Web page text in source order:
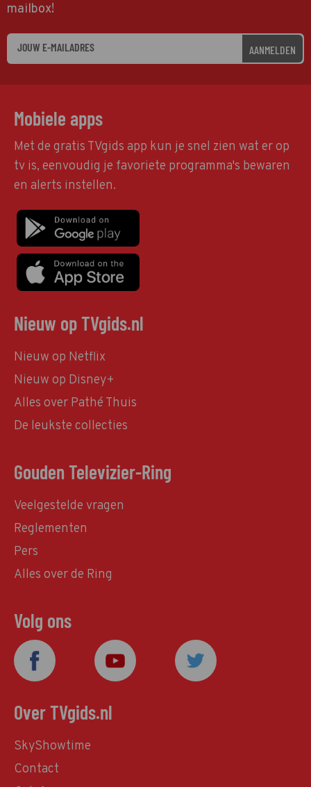
mailbox!
AANMELDEN
Mobiele apps
Met de gratis TVgids app kun je snel zien wat er op
tv is, eenvoudig je favoriete programma's bewaren
en alerts instellen.
Nieuw op TVgids.nl
Nieuw op Netflix
Nieuw op Disney+
Alles over Pathé Thuis
De leukste collecties
Gouden Televizier-Ring
Veelgestelde vragen
Reglementen
Pers
Alles over de Ring
Volg ons
Over TVgids.nl
SkyShowtime
Contact